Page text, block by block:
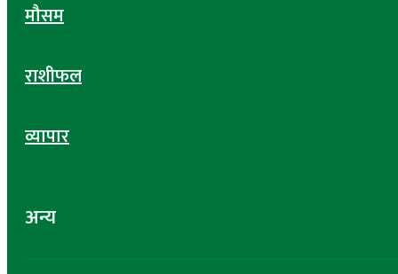
मौसम
राशीफल
व्यापार
अन्य